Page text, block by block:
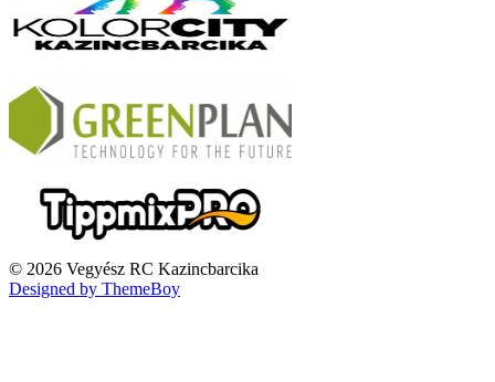
© 2026 Vegyész RC Kazincbarcika
Designed by ThemeBoy